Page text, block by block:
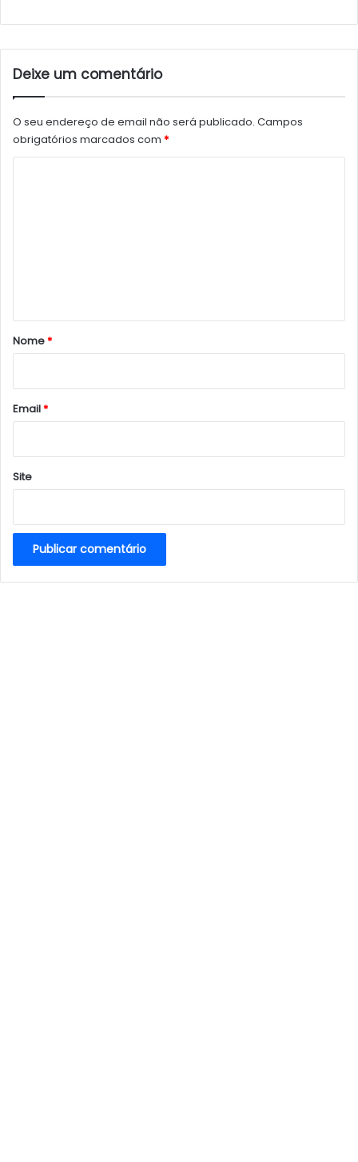
Deixe um comentário
O seu endereço de email não será publicado. Campos
obrigatórios marcados com *
r
*
Nome*
Email*
Site